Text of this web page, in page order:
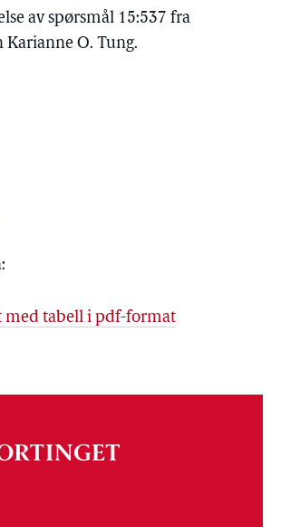
av spørsmål 15:537 fra
Karianne O. Tung.
med tabell i pdf-format